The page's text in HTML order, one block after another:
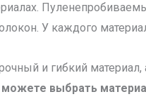
У каждого
и гибкий
выбрать